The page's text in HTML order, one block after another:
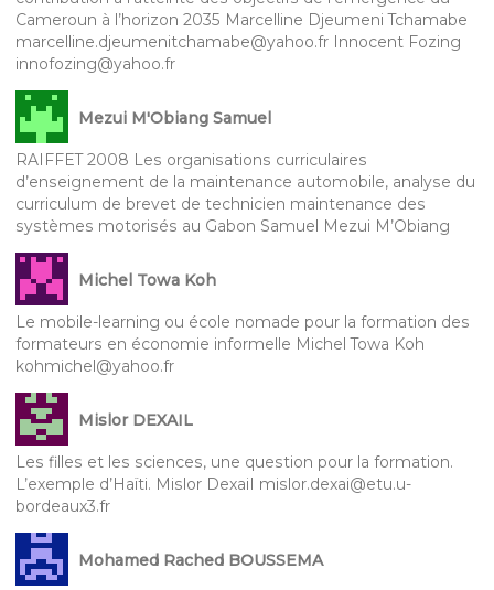
Cameroun à l’horizon 2035 Marcelline Djeumeni Tchamabe
marcelline.djeumenitchamabe@yahoo.fr Innocent Fozing
innofozing@yahoo.fr
Mezui M'Obiang Samuel
RAIFFET 2008 Les organisations curriculaires
d’enseignement de la maintenance automobile, analyse du
curriculum de brevet de technicien maintenance des
systèmes motorisés au Gabon Samuel Mezui M’Obiang
Michel Towa Koh
Le mobile-learning ou école nomade pour la formation des
formateurs en économie informelle Michel Towa Koh
kohmichel@yahoo.fr
Mislor DEXAIL
Les filles et les sciences, une question pour la formation.
L’exemple d’Haïti. Mislor DexaiI mislor.dexai@etu.u-
bordeaux3.fr
Mohamed Rached BOUSSEMA